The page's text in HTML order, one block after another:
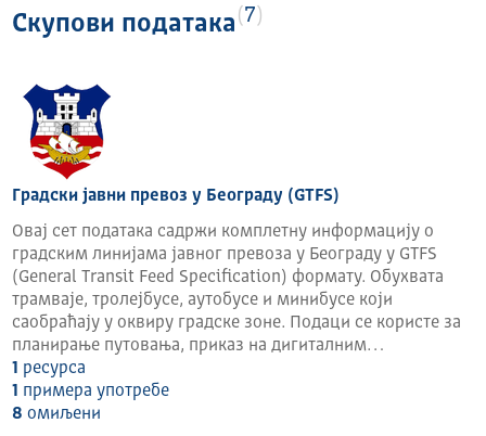
Прати стање у областима из свог делокруга,
скупштини града, градоначелнику и градском већу,
доноси прописе и предузима друге мере;
Извршава законе и друге опште акте: доноси,
односно предлаже доношење прописа када је на то
законом овлашћена, решава у управним стварима и
предузима управне радње када јој је то законом
поверено, води евиденције и издаје јавне исправе
на основу евиденција које води;
Решава у управним стварима;
Инспекцијским надзором испитује се спровођење
закона и других прописа непосредним увидом у
пословање и поступање правних и физичких лица;
Прати рад органа градске општине и врши надзор
над актима градске општине;
Стара се о раду јавних служби чији је оснивач град;
Скупови података 7
Градски јавни превоз у Београду (GTFS)
Овај сет података садржи комплетну информацију о
градским линијама јавног превоза у Београду у GTFS
(General Transit Feed Specification) формату. Обухвата
трамваје, тролејбусе, аутобусе и минибусе који
саобраћају у оквиру градске зоне. Подаци се користе за
планирање путовања, приказ на дигиталним…
1 ресурса
1 примера употребе
8 омиљени